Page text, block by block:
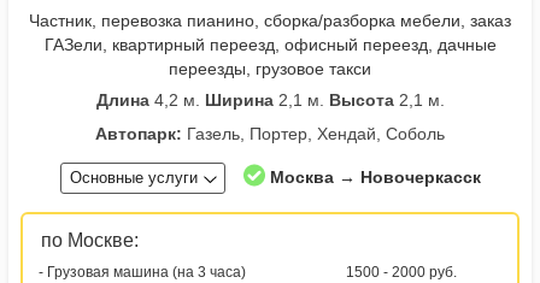
Частник, перевозка пианино, сборка/разборка мебели, заказ
ГАЗели, квартирный переезд, офисный переезд, дачные
переезды, грузовое такси
Длина4,2 м. Ширина2,1 м. Высота2,1 м.
Автопарк: Газель, Портер, Хендай, Соболь
Основные услуги Москва → Новочеркасск
по Москве:
- Грузовая машина (на 3 часа)
1500 - 2000 руб.